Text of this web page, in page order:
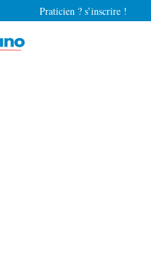
Praticien ? s’inscrire !